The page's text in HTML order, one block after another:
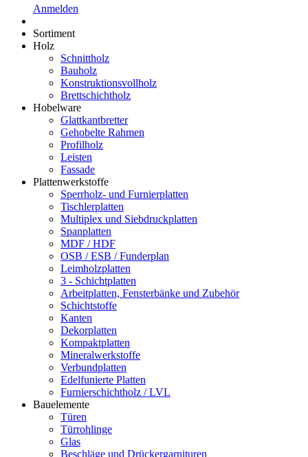
Anmelden
Sortiment
Holz
Schnittholz
Bauholz
Konstruktionsvollholz
Brettschichtholz
Hobelware
Glattkantbretter
Gehobelte Rahmen
Profilholz
Leisten
Fassade
Plattenwerkstoffe
Sperrholz- und Furnierplatten
Tischlerplatten
Multiplex und Siebdruckplatten
Spanplatten
MDF / HDF
OSB / ESB / Funderplan
Leimholzplatten
3 - Schichtplatten
Arbeitplatten, Fensterbänke und Zubehör
Schichtstoffe
Kanten
Dekorplatten
Kompaktplatten
Mineralwerkstoffe
Verbundplatten
Edelfunierte Platten
Furnierschichtholz / LVL
Bauelemente
Türen
Türrohlinge
Glas
Beschläge und Drückergarnituren